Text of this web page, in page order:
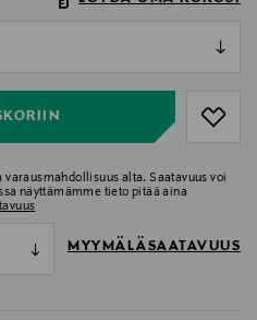
alta. Saatavuus voi
näyttämämme tieto pitää aina
MYYMÄLÄSAATAVUUS